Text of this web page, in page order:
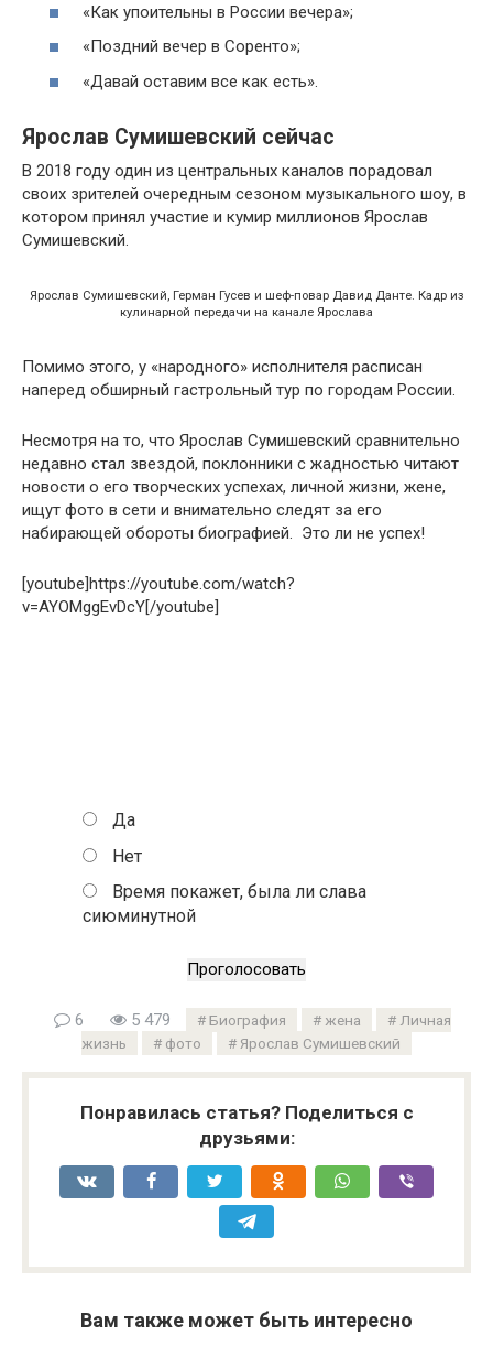
«Как упоительны в России вечера»;
«Поздний вечер в Соренто»;
«Давай оставим все как есть».
Ярослав Сумишевский сейчас
В 2018 году один из центральных каналов порадовал
своих зрителей очередным сезоном музыкального шоу, в
котором принял участие и кумир миллионов Ярослав
Сумишевский.
Ярослав Сумишевский, Герман Гусев и шеф-повар Давид Данте. Кадр из
кулинарной передачи на канале Ярослава
Помимо этого, у «народного» исполнителя расписан
наперед обширный гастрольный тур по городам России.
Несмотря на то, что Ярослав Сумишевский сравнительно
недавно стал звездой, поклонники с жадностью читают
новости о его творческих успехах, личной жизни, жене,
ищут фото в сети и внимательно следят за его
набирающей обороты биографией. Это ли не успех!
[youtube]https://youtube.com/watch?
v=AYOMggEvDcY[/youtube]
Да
Нет
Время покажет, была ли слава
сиюминутной
6 5 479 Биография жена
Личная
жизнь
фото Ярослав Сумишевский
Понравилась статья? Поделиться с
друзьями:
Вам также может быть интересно